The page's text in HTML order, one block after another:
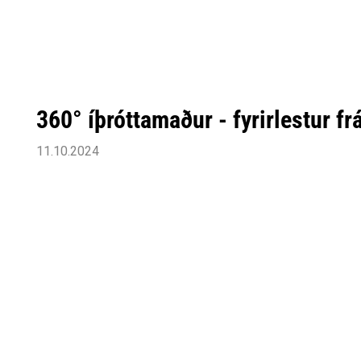
360° íþróttamaður - fyrirlestur
11.10.2024